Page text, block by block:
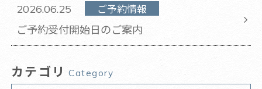
2026.06.25 ご予約情報
ご予約受付開始日のご案内
カテゴリ Category